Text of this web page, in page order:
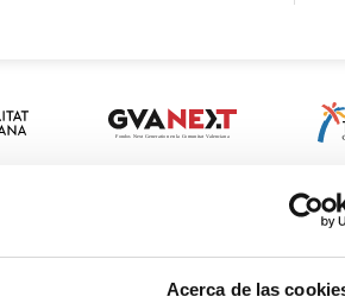
Acerca de las
Planifica Agenda